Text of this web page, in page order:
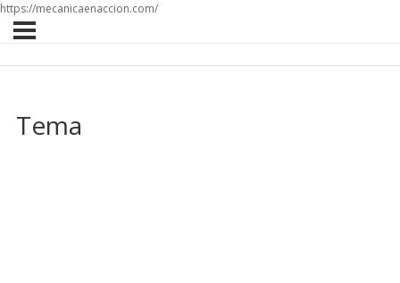
https://mecanicaenaccion.com/
Tema